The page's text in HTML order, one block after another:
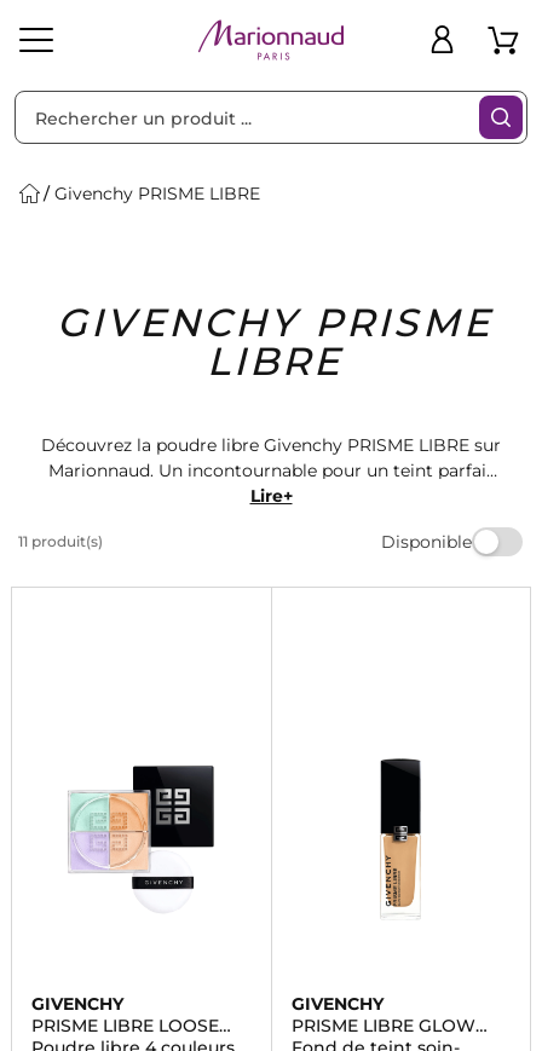
Solaire Homme Marques Idées
Cadeaux
Bons
Plans
Givenchy PRISME LIBRE
GIVENCHY PRISME
LIBRE
Découvrez la poudre libre Givenchy PRISME LIBRE sur
Marionnaud. Un incontournable pour un teint parfait
et lumineux. Disponible en plusieurs teintes pour
produit de qualité pour sublimer votre maquillage au
Lire+
11 produit(s) Disponible
Filtres
GIVENCHY
PRISME LIBRE LOOSE
POWDER
GIVENCHY
PRISME LIBRE GLOW
SERUM FOUNDATION